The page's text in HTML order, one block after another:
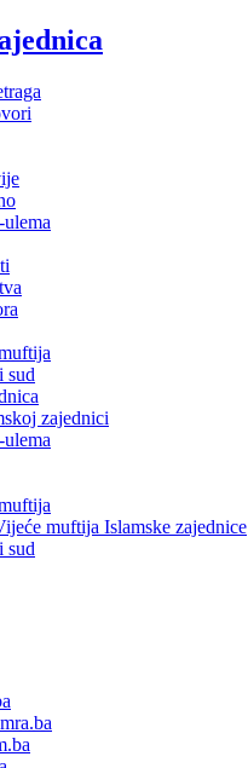
sud
zajednici
muftija Islamske zajednice
sud